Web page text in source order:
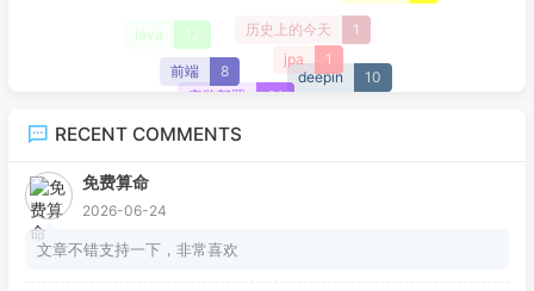
java 12
安装部署 31
前端 8
历史上的今天 1
deepin 10
jpa 1
RECENT COMMENTS
免费算命
2026-06-24
文章不错支持一下，非常喜欢